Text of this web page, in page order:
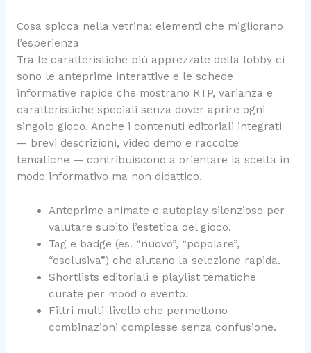
Cosa spicca nella vetrina: elementi che migliorano
l’esperienza
Tra le caratteristiche più apprezzate della lobby ci
sono le anteprime interattive e le schede
informative rapide che mostrano RTP, varianza e
caratteristiche speciali senza dover aprire ogni
singolo gioco. Anche i contenuti editoriali integrati
— brevi descrizioni, video demo e raccolte
tematiche — contribuiscono a orientare la scelta in
modo informativo ma non didattico.
Anteprime animate e autoplay silenzioso per
valutare subito l’estetica del gioco.
Tag e badge (es. “nuovo”, “popolare”,
“esclusiva”) che aiutano la selezione rapida.
Shortlists editoriali e playlist tematiche
curate per mood o evento.
Filtri multi-livello che permettono
combinazioni complesse senza confusione.